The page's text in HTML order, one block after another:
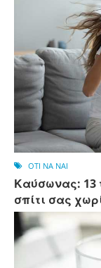
OTI NA NAI
Καύσωνας: 13
σπίτι σας